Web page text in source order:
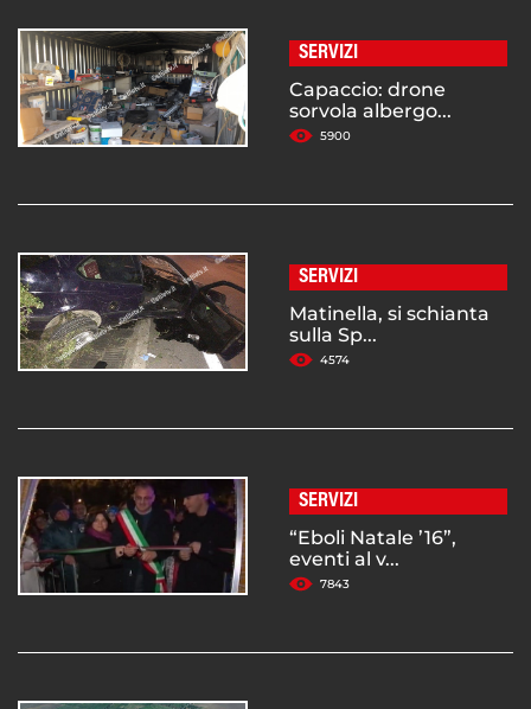
SERVIZI
Capaccio: drone
sorvola albergo...
5900
SERVIZI
Matinella, si schianta
sulla Sp...
4574
SERVIZI
“Eboli Natale ’16”,
eventi al v...
7843